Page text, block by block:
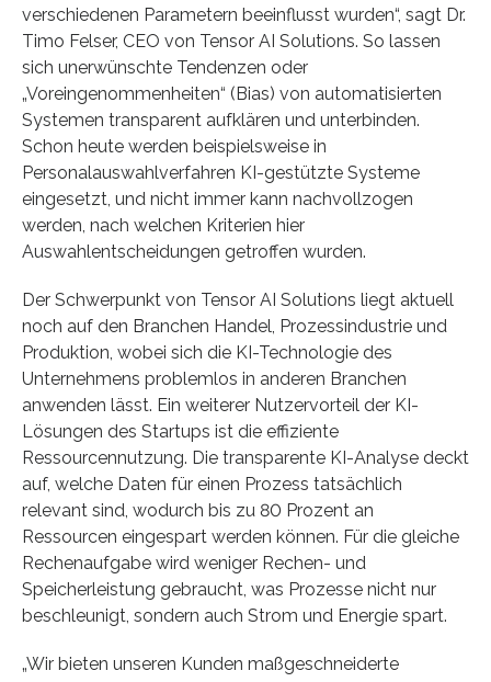
verschiedenen Parametern beeinflusst wurden“, sagt Dr.
Timo Felser, CEO von Tensor AI Solutions. So lassen
sich unerwünschte Tendenzen oder
„Voreingenommenheiten“ (Bias) von automatisierten
Systemen transparent aufklären und unterbinden.
Schon heute werden beispielsweise in
Personalauswahlverfahren KI-gestützte Systeme
eingesetzt, und nicht immer kann nachvollzogen
werden, nach welchen Kriterien hier
Auswahlentscheidungen getroffen wurden.
Der Schwerpunkt von Tensor AI Solutions liegt aktuell
noch auf den Branchen Handel, Prozessindustrie und
Produktion, wobei sich die KI-Technologie des
Unternehmens problemlos in anderen Branchen
anwenden lässt. Ein weiterer Nutzervorteil der KI-
Lösungen des Startups ist die effiziente
Ressourcennutzung. Die transparente KI-Analyse deckt
auf, welche Daten für einen Prozess tatsächlich
relevant sind, wodurch bis zu 80 Prozent an
Ressourcen eingespart werden können. Für die gleiche
Rechenaufgabe wird weniger Rechen- und
Speicherleistung gebraucht, was Prozesse nicht nur
beschleunigt, sondern auch Strom und Energie spart.
„Wir bieten unseren Kunden maßgeschneiderte